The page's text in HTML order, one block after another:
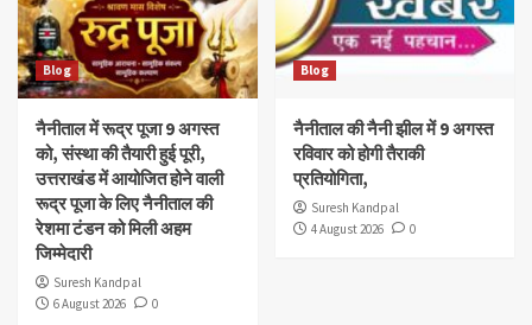
Blog
नैनीताल में रूद्र पूजा 9 अगस्त
को, संस्था की तैयारी हुई पूरी,
उत्तराखंड में आयोजित होने वाली
रूद्र पूजा के लिए नैनीताल की
रेशमा टंडन को मिली अहम
जिम्मेदारी
Suresh Kandpal
6 August 2026
0
Blog
नैनीताल की नैनी झील में 9 अगस्त
रविवार को होगी तैराकी
प्रतियोगिता,
Suresh Kandpal
4 August 2026
0